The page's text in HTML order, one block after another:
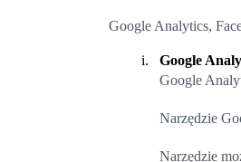
Google Analytics,
Google
Google
Narzędzie
Narzędzie